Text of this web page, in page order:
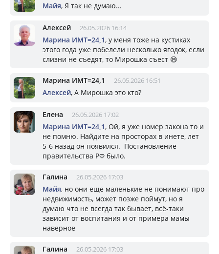
Майя, Я так не думаю...
Алексей 26.05.2026 16:14
Марина ИМТ=24,1, у меня тоже на кустиках
этого года уже побелели несколько ягодок, если
слизни не съедят, то Мирошка съест 😄
Марина ИМТ=24,1 26.05.2026 16:51
Алексей, А Мирошка это кто?
Елена 26.05.2026 17:02
Марина ИМТ=24,1, Ой, я уже номер закона то и
не помню. Найдите на просторах в инете, лет
5-6 назад он появился. Постановление
правительства РФ было.
Галина 26.05.2026 17:03
Майя, но они ещё маленькие не понимают про
недвижимость, может позже поймут, но я
думаю что не всегда так бывает, всё-таки
зависит от воспитания и от примера мамы
наверное
Галина 26.05.2026 17:03